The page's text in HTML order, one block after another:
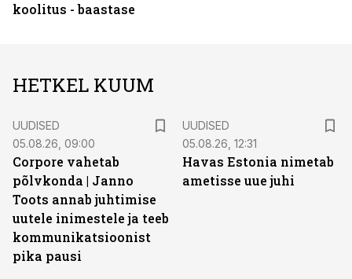
koolitus - baastase
HETKEL KUUM
UUDISED
05.08.26, 09:00
Corpore vahetab
põlvkonda | Janno
Toots annab juhtimise
uutele inimestele ja teeb
kommunikatsioonist
pika pausi
UUDISED
05.08.26, 12:31
Havas Estonia nimetab
ametisse uue juhi